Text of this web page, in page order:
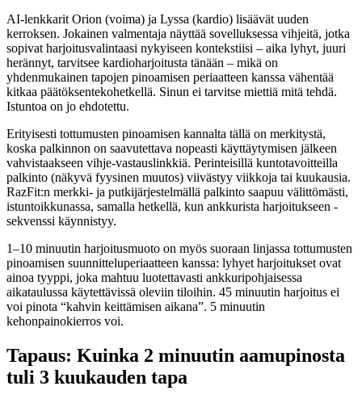
AI-lenkkarit Orion (voima) ja Lyssa (kardio) lisäävät uuden
kerroksen. Jokainen valmentaja näyttää sovelluksessa vihjeitä, jotka
sopivat harjoitusvalintaasi nykyiseen kontekstiisi – aika lyhyt, juuri
herännyt, tarvitsee kardioharjoitusta tänään – mikä on
yhdenmukainen tapojen pinoamisen periaatteen kanssa vähentää
kitkaa päätöksentekohetkellä. Sinun ei tarvitse miettiä mitä tehdä.
Istuntoa on jo ehdotettu.
Erityisesti tottumusten pinoamisen kannalta tällä on merkitystä,
koska palkinnon on saavutettava nopeasti käyttäytymisen jälkeen
vahvistaakseen vihje-vastauslinkkiä. Perinteisillä kuntotavoitteilla
palkinto (näkyvä fyysinen muutos) viivästyy viikkoja tai kuukausia.
RazFit:n merkki- ja putkijärjestelmällä palkinto saapuu välittömästi,
istuntoikkunassa, samalla hetkellä, kun ankkurista harjoitukseen -
sekvenssi käynnistyy.
1–10 minuutin harjoitusmuoto on myös suoraan linjassa tottumusten
pinoamisen suunnitteluperiaatteen kanssa: lyhyet harjoitukset ovat
ainoa tyyppi, joka mahtuu luotettavasti ankkuripohjaisessa
aikataulussa käytettävissä oleviin tiloihin. 45 minuutin harjoitus ei
voi pinota “kahvin keittämisen aikana”. 5 minuutin
kehonpainokierros voi.
Tapaus: Kuinka 2 minuutin aamupinosta
tuli 3 kuukauden tapa